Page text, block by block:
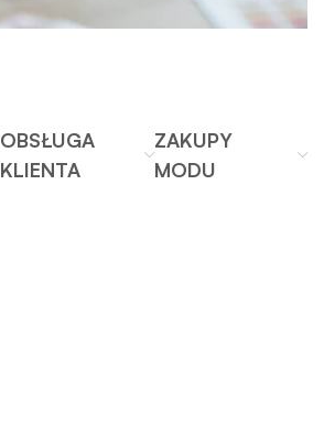
OBSŁUGA
KLIENTA
ZAKUPY
MODU